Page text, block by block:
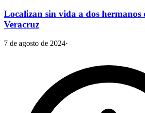
Localizan sin vida a dos hermanos
Veracruz
7 de agosto de 2024·